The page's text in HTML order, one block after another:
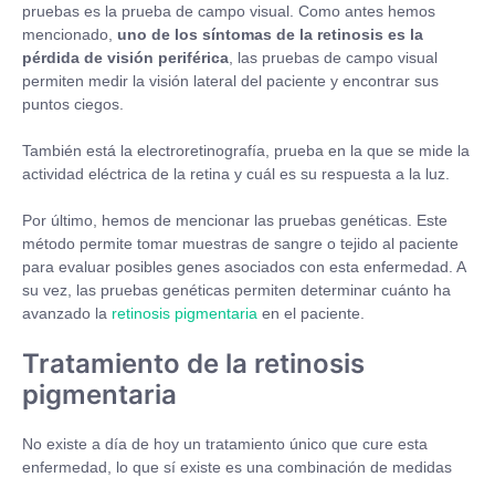
pruebas es la prueba de campo visual. Como antes hemos
mencionado, uno de los síntomas de la retinosis es la
pérdida de visión periférica , las pruebas de campo visual
permiten medir la visión lateral del paciente y encontrar sus
puntos ciegos.
También está la electroretinografía, prueba en la que se mide la
actividad eléctrica de la retina y cuál es su respuesta a la luz.
Por último, hemos de mencionar las pruebas genéticas. Este
método permite tomar muestras de sangre o tejido al paciente
para evaluar posibles genes asociados con esta enfermedad. A
su vez, las pruebas genéticas permiten determinar cuánto ha
avanzado la retinosis pigmentaria en el paciente.
Tratamiento de la retinosis
pigmentaria
No existe a día de hoy un tratamiento único que cure esta
enfermedad, lo que sí existe es una combinación de medidas